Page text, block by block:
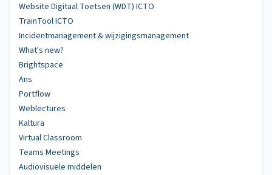
Website Digitaal Toetsen (WDT) ICTO
TrainTool ICTO
Incidentmanagement & wijzigingsmanagement
What's new?
Brightspace
Ans
Portflow
Weblectures
Kaltura
Virtual Classroom
Teams Meetings
Audiovisuele middelen